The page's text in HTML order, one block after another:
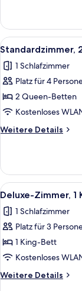
1 King-
Bett,
barrierearm
Alle
Fotos
für
2 Queen-
Betten
anzeigen
7
Standardzimmer,
1 Schlafzimmer
Platz für 4
2 Queen-Betten
Kostenloses
Weitere Details
Weitere
2 Queen-
Betten
Alle
Fotos
für
Deluxe-
Zimmer,
1 King-
Bett,
barrierearm
4
Deluxe-Zimmer,
1 Schlafzimmer
Platz für 3
1 King-Bett
Kostenloses
Weitere Details
Weitere